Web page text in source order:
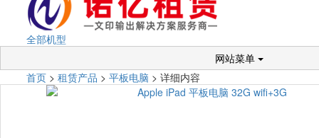
全部机型
网站菜单
首页 > 租赁产品 > 平板电脑 > 详细内容